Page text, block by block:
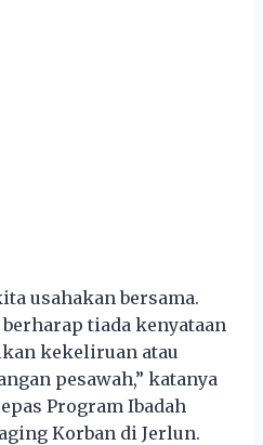
usahakan bersama.
tiada kenyataan
kekeliruan atau
pesawah,” katanya
Program Ibadah
Korban di Jerlun.